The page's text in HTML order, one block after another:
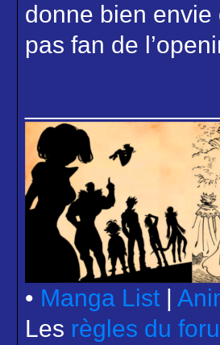
donne bien
pas fan de
• Manga List |
Les règles du